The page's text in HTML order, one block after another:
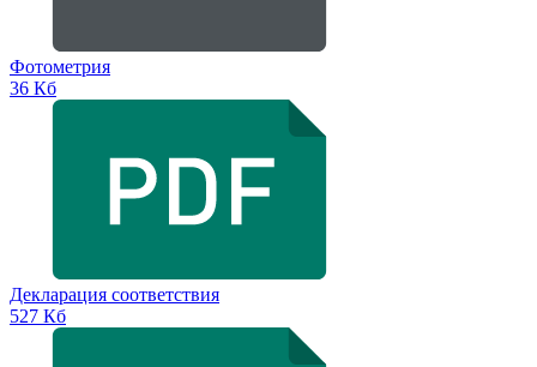
Фотометрия
36 Кб
Декларация соответствия
527 Кб